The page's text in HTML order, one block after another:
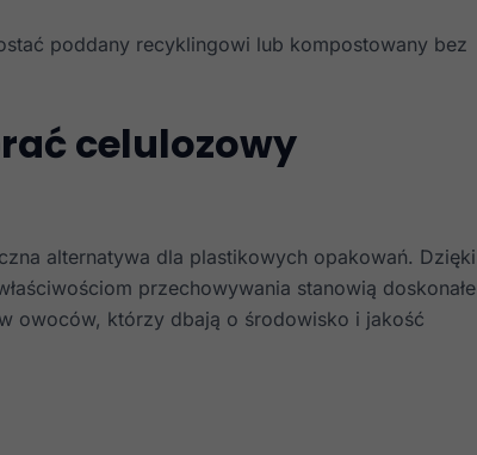
poddany recyklingowi lub kompostowany bez
celulozowy
alternatywa dla plastikowych opakowań. Dzięki
przechowywania stanowią doskonałe
owoców, którzy dbają o środowisko i jakość